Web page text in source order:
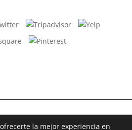
la mejor experiencia en